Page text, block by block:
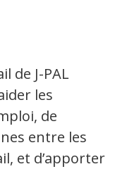
de J-PAL
les
de
entre les
et d’apporter